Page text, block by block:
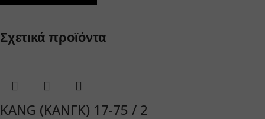
Σχετικά προϊόντα
KANG (ΚΑΝΓΚ) 17-75 / 2